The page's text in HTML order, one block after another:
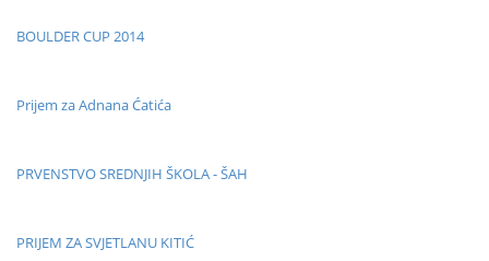
BOULDER CUP 2014
Prijem za Adnana Ćatića
PRVENSTVO SREDNJIH ŠKOLA - ŠAH
PRIJEM ZA SVJETLANU KITIĆ